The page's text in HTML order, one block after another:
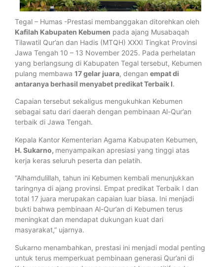
Tegal – Humas -Prestasi membanggakan ditorehkan oleh
Kafilah Kabupaten Kebumen pada ajang Musabaqah
Tilawatil Qur’an dan Hadis (MTQH) XXXI Tingkat Provinsi
Jawa Tengah 10 – 13 November 2025. Pada perhelatan
yang berlangsung di Kabupaten Tegal tersebut, Kebumen
pulang membawa 17 gelar juara, dengan empat di
antaranya berhasil menyabet predikat Terbaik I.
Capaian tersebut sekaligus mengukuhkan Kebumen
sebagai satu dari daerah dengan pembinaan Al-Qur’an
terbaik di Jawa Tengah.
Kepala Kantor Kementerian Agama Kabupaten Kebumen,
H. Sukarno, menyampaikan apresiasi yang tinggi atas
kerja keras seluruh peserta dan pelatih.
“Alhamdulillah, tahun ini Kebumen kembali menunjukkan
taringnya di ajang provinsi. Empat predikat Terbaik I dan
total 17 juara merupakan capaian luar biasa. Ini menjadi
bukti bahwa pembinaan Al-Qur’an di Kebumen terus
meningkat dan mendapat dukungan kuat dari
masyarakat,” ujarnya.
Sukarno menambahkan, prestasi ini menjadi modal penting
untuk terus memperkuat pembinaan generasi Qur’ani di